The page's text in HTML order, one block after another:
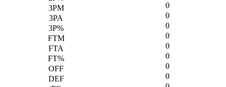
0
0
0
0
0
0
0
0